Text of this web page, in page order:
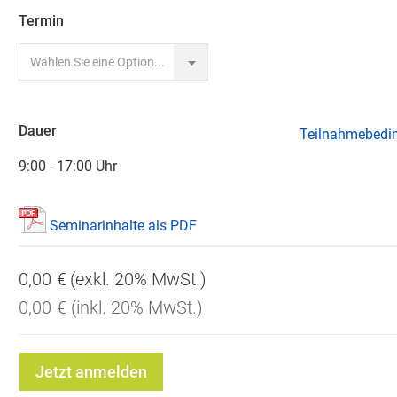
Termin
Dauer
9:00 - 17:00 Uhr
Seminarinhalte als PDF
0,00 €
0,00 €
Jetzt anmelden